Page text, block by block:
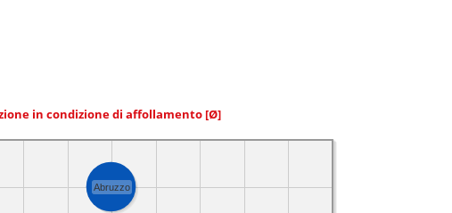
in condizione di affollamento [Ø]
Abruzzo